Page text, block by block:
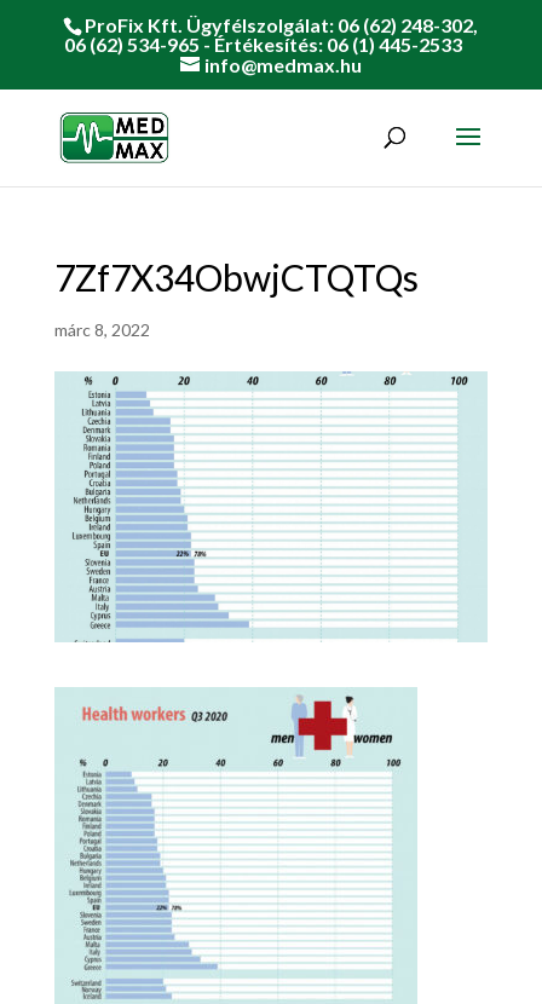
ProFix Kft. Ügyfélszolgálat: 06 (62) 248-302,
06 (62) 534-965 - Értékesítés: 06 (1) 445-2533
info@medmax.hu
7Zf7X34ObwjCTQTQs
márc 8, 2022